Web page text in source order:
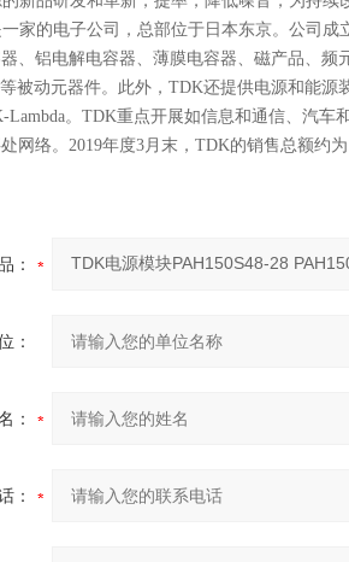
家的电子公司，总部位于日本东京。公司
、铝电解电容器、薄膜电容器、磁产品、
被动元器件。此外，TDK还提供电源和能源
Lambda。TDK重点开展如信息和通信、汽车
网络。2019年度3月末，TDK的销售总额约为
：
：
：
：